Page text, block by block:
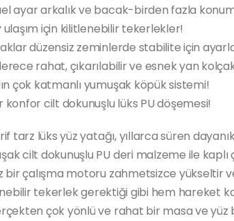
ayar arkalık ve bacak-birden fazla
ulaşım için kilitlenebilir tekerlekler!
düzensiz zeminlerde stabilite için
rahat, çıkarılabilir ve esnek yan
çok katmanlı yumuşak köpük sistemi!
konfor cilt dokunuşlu lüks PU döşemesi!
tarz lüks yüz yatağı, yıllarca süren
cilt dokunuşlu PU deri malzeme ile kaplı
bir çalışma motoru zahmetsizce yükseltir
tekerlek gerektiği gibi hem hareket
çok yönlü ve rahat bir masa ve yüz